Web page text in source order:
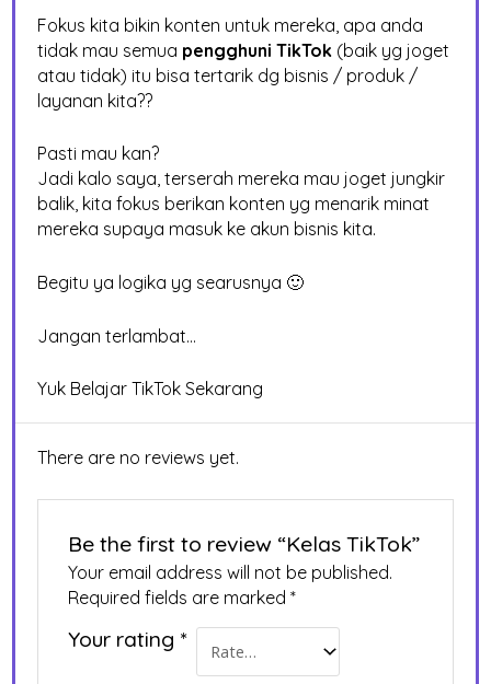
Fokus kita bikin konten untuk mereka, apa anda
tidak mau semua pengghuni TikTok (baik yg joget
atau tidak) itu bisa tertarik dg bisnis / produk /
layanan kita??
Pasti mau kan?
Jadi kalo saya, terserah mereka mau joget jungkir
balik, kita fokus berikan konten yg menarik minat
mereka supaya masuk ke akun bisnis kita.
Begitu ya logika yg searusnya 🙂
Jangan terlambat…
Yuk Belajar TikTok Sekarang
There are no reviews yet.
Be the first to review “Kelas TikTok”
Your email address will not be published.
Required fields are marked *
Your rating *